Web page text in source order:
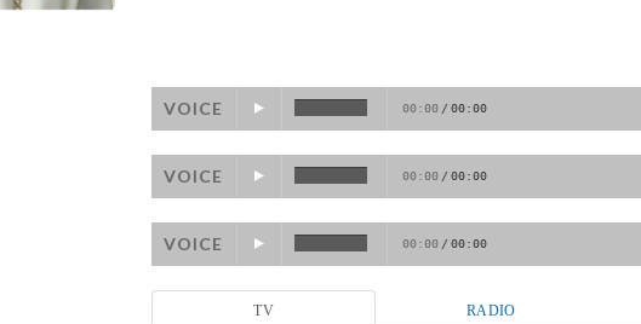
VOICE 00:00 / 00:00
VOICE 00:00 / 00:00
VOICE 00:00 / 00:00
TV RADIO